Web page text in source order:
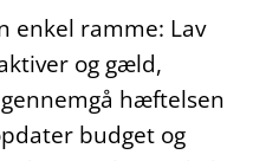
enkel ramme: Lav
og gæld,
hæftelsen
budget og